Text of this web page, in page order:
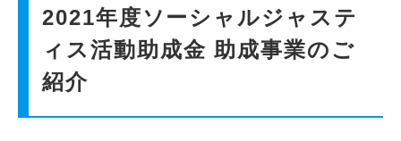
貸会議室
動画紹介
よくあるご質問
2021年度ソーシャルジャステ
ィス活動助成金 助成事業のご
紹介